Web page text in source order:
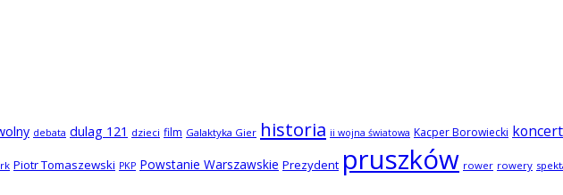
debata dulag 121 dzieci film Galaktyka Gier historia ii wojna światowa Kacper Borowiecki koncert
Piotr Tomaszewski PKP Powstanie Warszawskie Prezydent pruszków rower rowery